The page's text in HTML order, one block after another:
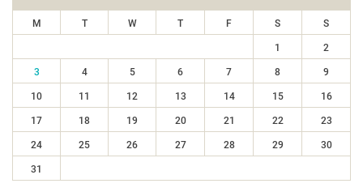
M T W T F S S
1 2
3 4 5 6 7 8 9
10 11 12 13 14 15 16
17 18 19 20 21 22 23
24 25 26 27 28 29 30
31